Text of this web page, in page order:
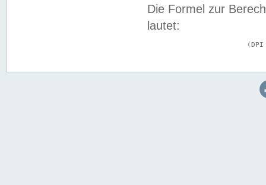
Die Formel zur
lautet: